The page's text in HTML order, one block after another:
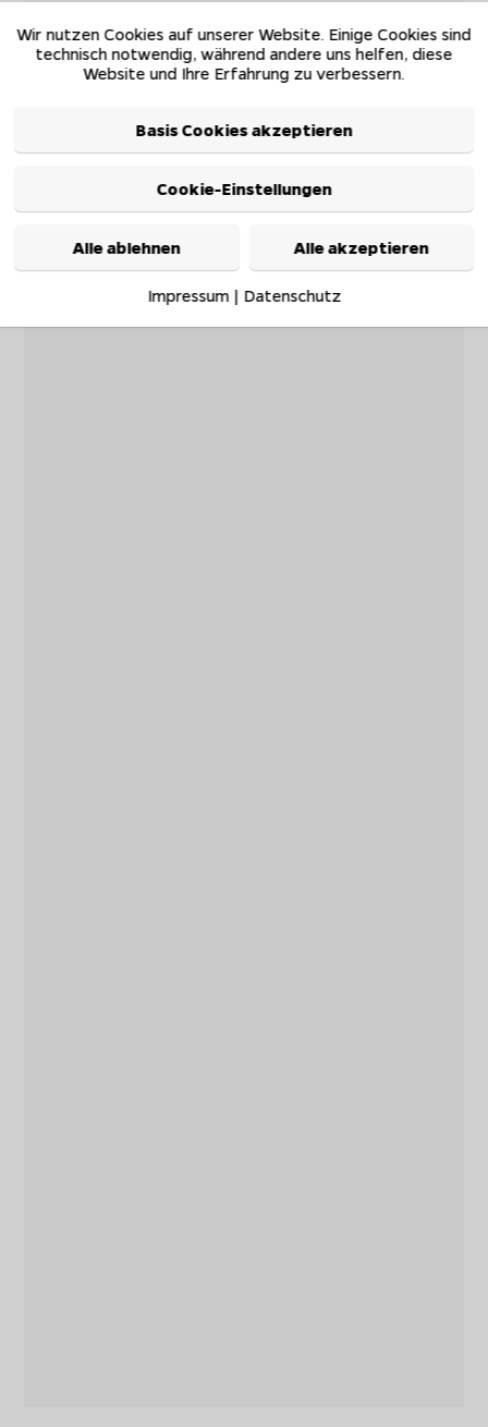
Wir nutzen Cookies auf unserer Website. Einige Cookies sind
technisch notwendig, während andere uns helfen, diese
Website und Ihre Erfahrung zu verbessern.
Basis Cookies akzeptieren
Cookie-Einstellungen
Alle ablehnen Alle akzeptieren
Impressum| Datenschutz